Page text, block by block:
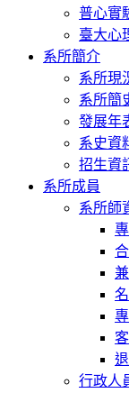
普心實
臺大心
系所簡介
系所現
系所簡
發展年
系史資
招生資
系所成員
系所師
行政人